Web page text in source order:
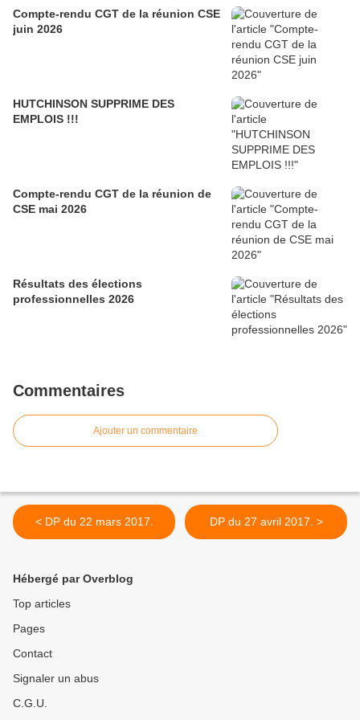
Compte-rendu CGT de la réunion CSE
juin 2026
HUTCHINSON SUPPRIME DES
EMPLOIS !!!
Compte-rendu CGT de la réunion de
CSE mai 2026
Résultats des élections
professionnelles 2026
Commentaires
Ajouter un commentaire
< DP du 22 mars 2017. DP du 27 avril 2017. >
Hébergé par Overblog
Top articles
Pages
Contact
Signaler un abus
C.G.U.